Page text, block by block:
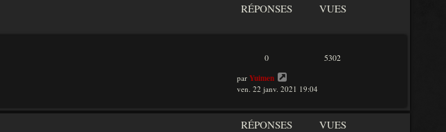
RÉPONSES
VUES
0 5302
par Yuimen
ven. 22 janv. 2021 19:04
RÉPONSES
VUES